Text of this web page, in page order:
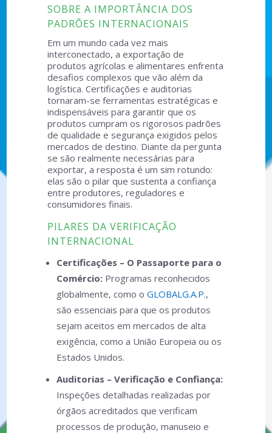
SOBRE A IMPORTÂNCIA DOS
PADRÕES INTERNACIONAIS
Em um mundo cada vez mais
interconectado, a exportação de
produtos agrícolas e alimentares enfrenta
desafios complexos que vão além da
logística. Certificações e auditorias
tornaram-se ferramentas estratégicas e
indispensáveis para garantir que os
produtos cumpram os rigorosos padrões
de qualidade e segurança exigidos pelos
mercados de destino. Diante da pergunta
se são realmente necessárias para
exportar, a resposta é um sim rotundo:
elas são o pilar que sustenta a confiança
entre produtores, reguladores e
consumidores finais.
PILARES DA VERIFICAÇÃO
INTERNACIONAL
Certificações – O Passaporte para o
Comércio:Programas reconhecidos
globalmente, como o GLOBALG.A.P.,
são essenciais para que os produtos
sejam aceitos em mercados de alta
exigência, como a União Europeia ou os
Estados Unidos.
Auditorias – Verificação e Confiança:
Inspeções detalhadas realizadas por
órgãos acreditados que verificam
processos de produção, manuseio e